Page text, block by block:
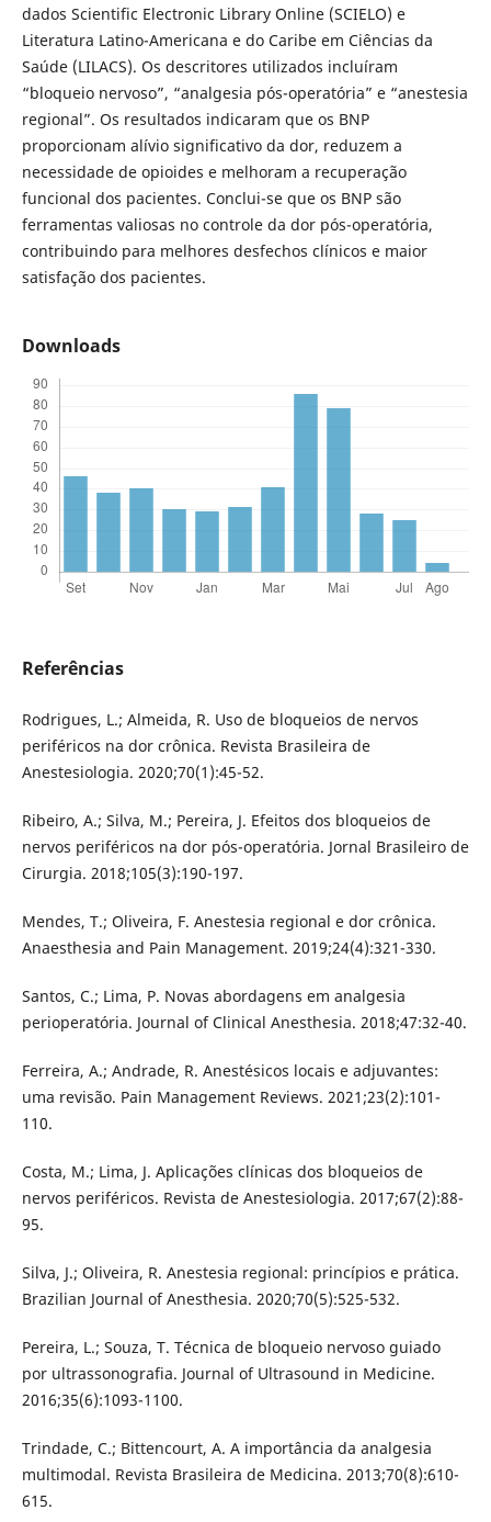
dados Scientific Electronic Library Online (SCIELO) e
Literatura Latino-Americana e do Caribe em Ciências da
Saúde (LILACS). Os descritores utilizados incluíram
“bloqueio nervoso”, “analgesia pós-operatória” e “anestesia
regional”. Os resultados indicaram que os BNP
proporcionam alívio significativo da dor, reduzem a
necessidade de opioides e melhoram a recuperação
funcional dos pacientes. Conclui-se que os BNP são
ferramentas valiosas no controle da dor pós-operatória,
contribuindo para melhores desfechos clínicos e maior
satisfação dos pacientes.
Downloads
Referências
Rodrigues, L.; Almeida, R. Uso de bloqueios de nervos
periféricos na dor crônica. Revista Brasileira de
Anestesiologia. 2020;70(1):45-52.
Ribeiro, A.; Silva, M.; Pereira, J. Efeitos dos bloqueios de
nervos periféricos na dor pós-operatória. Jornal Brasileiro de
Cirurgia. 2018;105(3):190-197.
Mendes, T.; Oliveira, F. Anestesia regional e dor crônica.
Anaesthesia and Pain Management. 2019;24(4):321-330.
Santos, C.; Lima, P. Novas abordagens em analgesia
perioperatória. Journal of Clinical Anesthesia. 2018;47:32-40.
Ferreira, A.; Andrade, R. Anestésicos locais e adjuvantes:
uma revisão. Pain Management Reviews. 2021;23(2):101-
110.
Costa, M.; Lima, J. Aplicações clínicas dos bloqueios de
nervos periféricos. Revista de Anestesiologia. 2017;67(2):88-
95.
Silva, J.; Oliveira, R. Anestesia regional: princípios e prática.
Brazilian Journal of Anesthesia. 2020;70(5):525-532.
Pereira, L.; Souza, T. Técnica de bloqueio nervoso guiado
por ultrassonografia. Journal of Ultrasound in Medicine.
2016;35(6):1093-1100.
Trindade, C.; Bittencourt, A. A importância da analgesia
multimodal. Revista Brasileira de Medicina. 2013;70(8):610-
615.